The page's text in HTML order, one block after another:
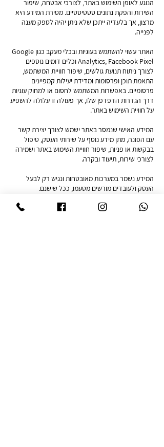
הנוגע לאופן השימוש באתר, לצורכי אבטחה, שיפור
השירות והפקת נתונים סטטיסטיים. מסירת המידע היא
מרצון, אך בלעדיה ייתכן שלא ניתן יהיה לספק מענה
לפנייה.
האתר עשוי להשתמש בעוגיות ובכלי מעקב כגון Google
Analytics, Facebook Pixel וכלים דומים נוספים
לצורך ניתוח תנועת גולשים, שיפור חוויית המשתמש,
התאמת תוכן ופרסומות ומדידת יעילות קמפיינים
פרסומיים. באפשרות המשתמש לחסום או למחוק עוגיות
דרך הגדרות הדפדפן שלו, אך פעולה זו עלולה להשפיע
על חוויית השימוש באתר.
המידע האישי שנמסר באתר ישמש לצורך יצירת קשר
עם הפונה, מתן מידע נוסף על שירותי העסק, טיפול
בבקשות או פניות, שיפור חוויית השימוש באתר ושמירה
לצורכי שירות, תיעוד ובקרה.
המידע נשמר במערכות מאובטחות ונגיש רק לבעל
העסק ולעובדים מורשים מטעמו, ככל שישנם.
חוק הגנת הפרטיות, התשמ"א–1981 (כולל תיקון 13),